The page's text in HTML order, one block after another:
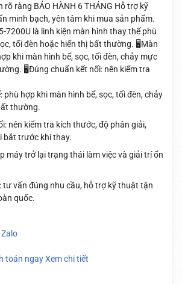
ràng BẢO HÀNH 6 THÁNG Hỗ trợ kỹ
minh bạch, yên tâm khi mua sản phẩm.
7200U là linh kiện màn hình thay thế phù
tối đèn hoặc hiển thị bất thường. 🖥️Màn
khi màn hình bể, sọc, tối đèn, chảy mực
🖥️Đúng chuẩn kết nối: nên kiểm tra
hợp khi màn hình bể, sọc, tối đèn, chảy
thường.
nên kiểm tra kích thước, độ phân giải,
bắt trước khi thay.
máy trở lại trạng thái làm việc và giải trí ổn
tư vấn đúng nhu cầu, hỗ trợ kỹ thuật tận
quốc.
toán ngay Xem chi tiết